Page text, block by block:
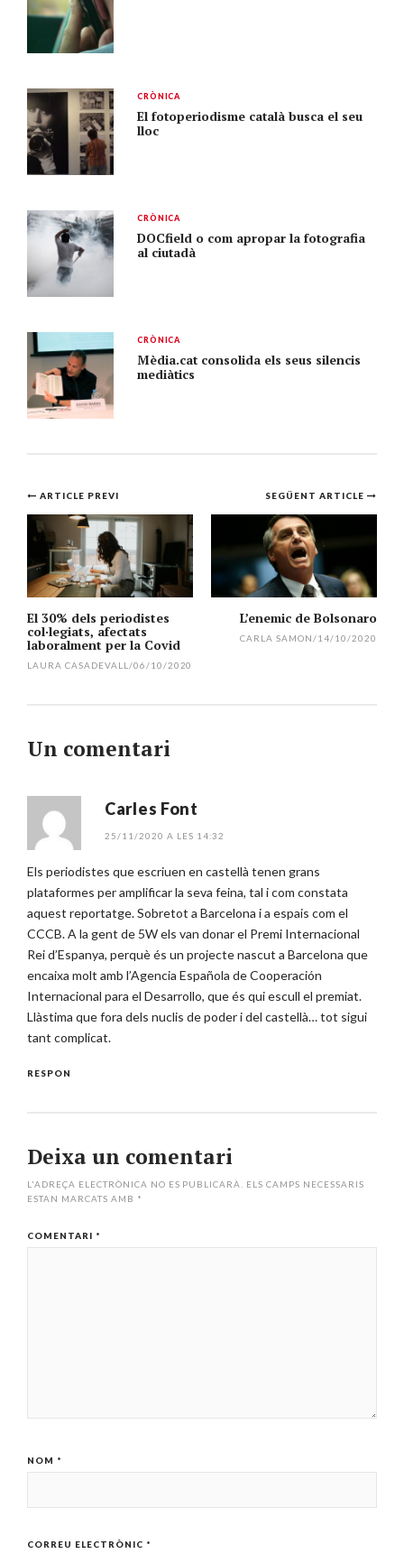
CRÒNICA
El fotoperiodisme català busca el seu
lloc
CRÒNICA
DOCfield o com apropar la fotografia
al ciutadà
CRÒNICA
Mèdia.cat consolida els seus silencis
mediàtics
Navegació
per
l'article
SEGÜENT ARTICLE
L’enemic de Bolsonaro
CARLA SAMON/14/10/2020
ARTICLE PREVI
El 30% dels periodistes
col·legiats, afectats
laboralment per la Covid
LAURA CASADEVALL /06/10/2020
Un comentari
Carles Font
25/11/2020 A LES 14:32
Els periodistes que escriuen en castellà tenen grans
plataformes per amplificar la seva feina, tal i com constata
aquest reportatge. Sobretot a Barcelona i a espais com el
CCCB. A la gent de 5W els van donar el Premi Internacional
Rei d’Espanya, perquè és un projecte nascut a Barcelona que
encaixa molt amb l’Agencia Española de Cooperación
Internacional para el Desarrollo, que és qui escull el premiat.
Llàstima que fora dels nuclis de poder i del castellà… tot sigui
tant complicat.
RESPON
Deixa un comentari
L'ADREÇA ELECTRÒNICA NO ES PUBLICARÀ.
ELS CAMPS NECESSARIS
ESTAN MARCATS AMB *
COMENTARI *
NOM *
CORREU ELECTRÒNIC *